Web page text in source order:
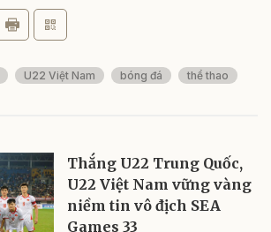
U22 Việt Nam bóng đá thể thao
Thắng U22 Trung Quốc,
U22 Việt Nam vững vàng
niềm tin vô địch SEA
Games 33